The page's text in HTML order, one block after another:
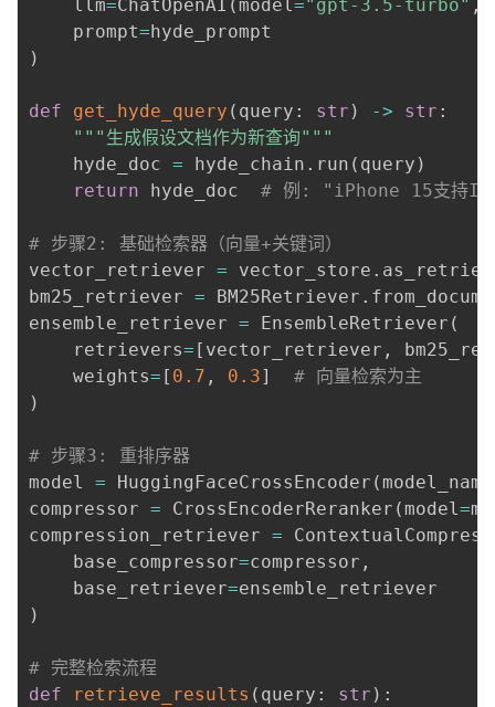
    llm
=ChatOpenAI ( model="gpt-3.5-turbo" ,
    prompt
=
)
def get_hyde_query ( query : str ) -> str :
"""生成假设文档作为新查询"""
    hyde_doc
= hyde_chain . run ( query )
return hyde_doc # 例: "iPhone 15支持
# 步骤2: 基础检索器（向量+关键词）
vector_retriever = vector_store .
bm25_retriever = BM25Retriever .
ensemble_retriever = EnsembleRetriever (
    retrievers
= [ vector_retriever ,
    weights
= [ 0.7 , 0.3]
# 向量检索为主
)
# 步骤3: 重排序器
model = HuggingFaceCrossEncoder ( model_name
compressor = CrossEncoderReranker ( model=
compression_retriever =
    base_compressor
=compressor ,
    base_retriever
=
)
# 完整检索流程
def
retrieve_results ( query : str ) :